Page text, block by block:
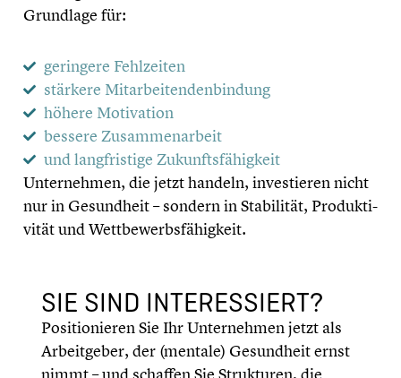
Grundlage für:
geringere Fehlzei­ten
stärkere Mitar­bei­ten­den­bin­dung
höhere Motiva­tion
bessere Zusam­men­ar­beit
und langfris­tige Zukunfts­fä­hig­keit
Unter­neh­men, die jetzt handeln, inves­tie­ren nicht
nur in Gesund­heit – sondern in Stabi­li­tät, Produk­ti­
vi­tät und Wettbe­werbs­fä­hig­keit.
SIE SIND INTER­ES­SIERT?
Positio­nie­ren Sie Ihr Unter­neh­men jetzt als
Arbeit­ge­ber, der (mentale) Gesund­heit ernst
nimmt – und schaffen Sie Struk­tu­ren, die